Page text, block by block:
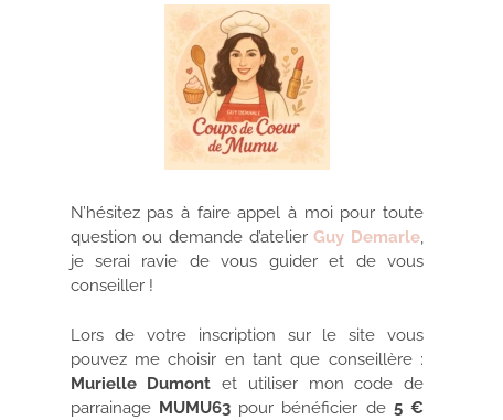
N’hésitez pas à faire appel à moi pour toute
question ou demande d’atelierGuy Demarle,
je serai ravie de vous guider et de vous
conseiller !
Lors de votre inscription sur le site vous
pouvez me choisir en tant que conseillère :
Murielle Dumont et utiliser mon code de
parrainage MUMU63pour bénéficier de 5 €